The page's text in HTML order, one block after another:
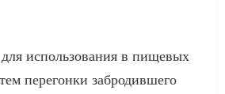
использования в пищевых
перегонки забродившего